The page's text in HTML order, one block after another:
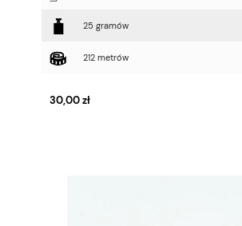
25 gramów
212 metrów
30,00 zł